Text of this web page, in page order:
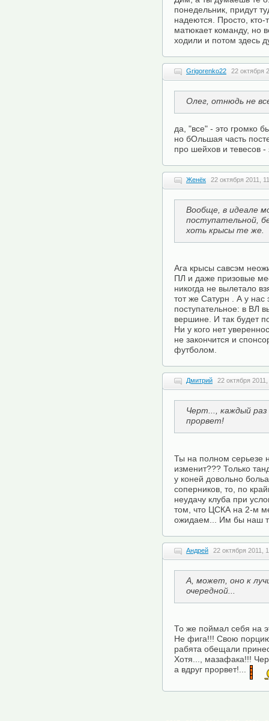
понедельник, придут
надеются. Просто, кто-
матюкает команду, но
ходили и потом здесь
Grigorenko22 22 октября
Олег, отнюдь не
да, "все" - это громко
но бОльшая часть
про шейхов и тевесов
Женёк 22 октября 2011,
Вообще, в идеале
поступательной,
хоть крысы те же.
Ага крысы савсэм
ПЛ и даже призовые
никогда не вылетало
тот же Сатурн . А у нас
поступательное: в ВЛ
вершине. И так будет
Ни у кого нет
не закончится и
футболом.
Дмитрий 22 октября
Черт..., каждый раз
прорвет!
Ты на полном серьезе
изменит??? Только
у коней довольно
соперников, то, по
неудачу клуба при
том, что ЦСКА на 2-м
ожидаем... Им бы наш
Андрей 22 октября 2011,
А, может, оно к
очередной...
То же поймал себя на
Не фига!!! Свою
рабята обещали
Хотя..., мазафака!!!
а вдруг прорвет!...